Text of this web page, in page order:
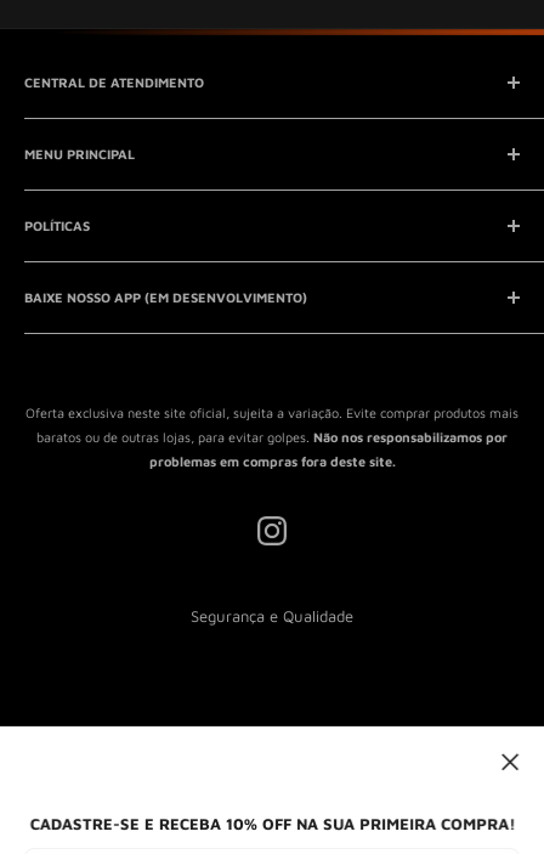
CADASTRE-SE E RECEBA 10% OFF NA SUA PRIMEIRA COMPRA!
CENTRAL DE ATENDIMENTO
SAC (Serviço de Atendimento ao Consumidor)
E-mail:contato@seucontato.com.br
Telefone:41 8761-7286
MENU PRINCIPAL
Início
Catálogo
Entrar em contato
QUEM SOMOS?
POLÍTICAS
Aviso Legal
Política de Privacidade
Política de Reembolso
Termos de Serviço
BAIXE NOSSO APP (EM DESENVOLVIMENTO)
Oferta exclusiva neste site oficial, sujeita a variação. Evite comprar produtos mais
baratos ou de outras lojas, para evitar golpes. Não nos responsabilizamos por
problemas em compras fora deste site.
Segurança e Qualidade